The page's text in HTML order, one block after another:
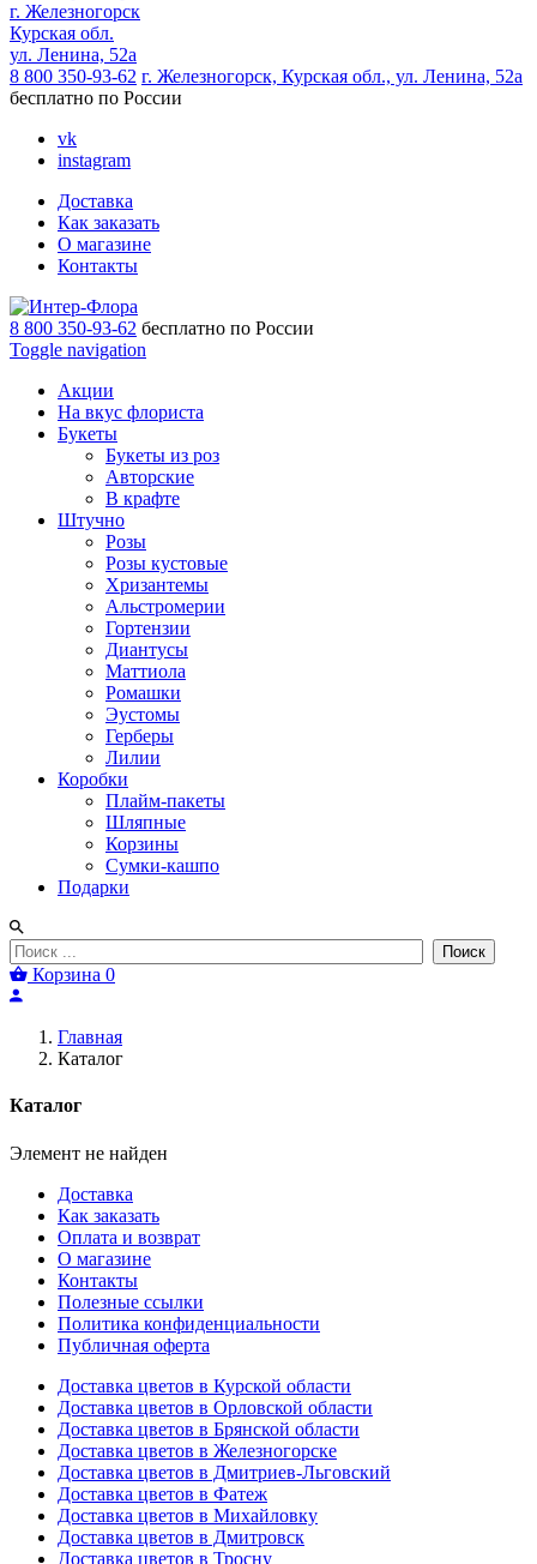
г. Железногорск
Курская обл.
ул. Ленина, 52а
8 800 350-93-62 г. Железногорск, Курская обл., ул. Ленина, 52а
бесплатно по России
vk
instagram
Доставка
Как заказать
О магазине
Контакты
8 800 350-93-62 бесплатно по России
Toggle navigation
Акции
На вкус флориста
Букеты
Букеты из роз
Авторские
В крафте
Штучно
Розы
Розы кустовые
Хризантемы
Альстромерии
Гортензии
Диантусы
Маттиола
Ромашки
Эустомы
Герберы
Лилии
Коробки
Плайм-пакеты
Шляпные
Корзины
Сумки-кашпо
Подарки
Поиск
Корзина 0
Главная
Каталог
Каталог
Элемент не найден
Доставка
Как заказать
Оплата и возврат
О магазине
Контакты
Полезные ссылки
Политика конфиденциальности
Публичная оферта
Доставка цветов в Курской области
Доставка цветов в Орловской области
Доставка цветов в Брянской области
Доставка цветов в Железногорске
Доставка цветов в Дмитриев-Льговский
Доставка цветов в Фатеж
Доставка цветов в Михайловку
Доставка цветов в Дмитровск
Доставка цветов в Тросну